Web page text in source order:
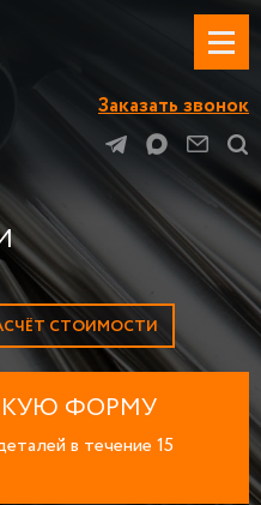
Заказать звонок
СТОИМОСТИ
ФОРМУ
в течение 15